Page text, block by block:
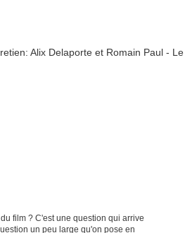
film ? C'est une question qui arrive
un peu large qu'on pose en